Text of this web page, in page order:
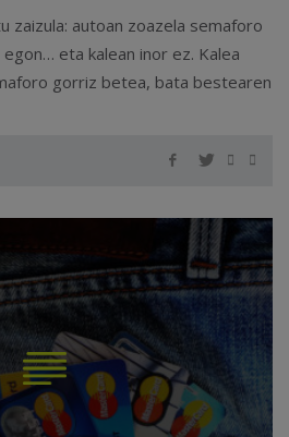
zaizula: autoan zoazela semaforo
eta kalean inor ez. Kalea
gorriz betea, bata bestearen